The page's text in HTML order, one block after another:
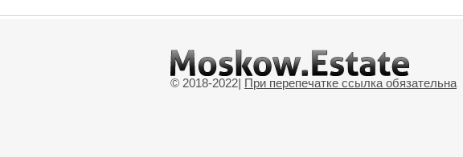
© 2018-2022| При перепечатке ссылка обязательна